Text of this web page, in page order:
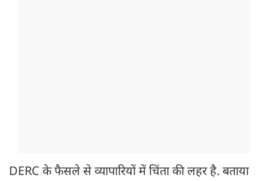
DERC के फैसले से व्यापारियों में चिंता की लहर है. बताया